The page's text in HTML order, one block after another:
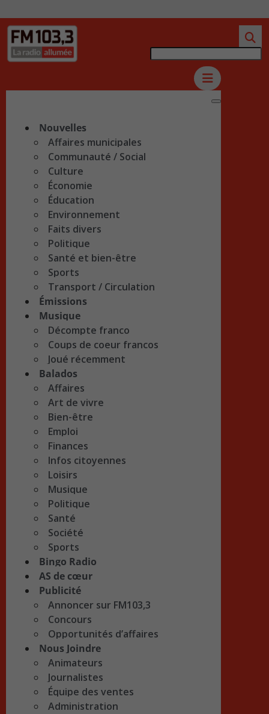
Nouvelles
Affaires municipales
Communauté / Social
Culture
Économie
Éducation
Environnement
Faits divers
Politique
Santé et bien-être
Sports
Transport / Circulation
Émissions
Musique
Décompte franco
Coups de coeur francos
Joué récemment
Balados
Affaires
Art de vivre
Bien-être
Emploi
Finances
Infos citoyennes
Loisirs
Musique
Politique
Santé
Société
Sports
Bingo Radio
AS de cœur
Publicité
Annoncer sur FM103,3
Concours
Opportunités d’affaires
Nous Joindre
Animateurs
Journalistes
Équipe des ventes
Administration